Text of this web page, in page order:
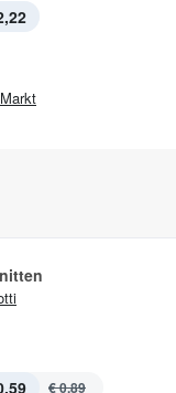
€ 0,89